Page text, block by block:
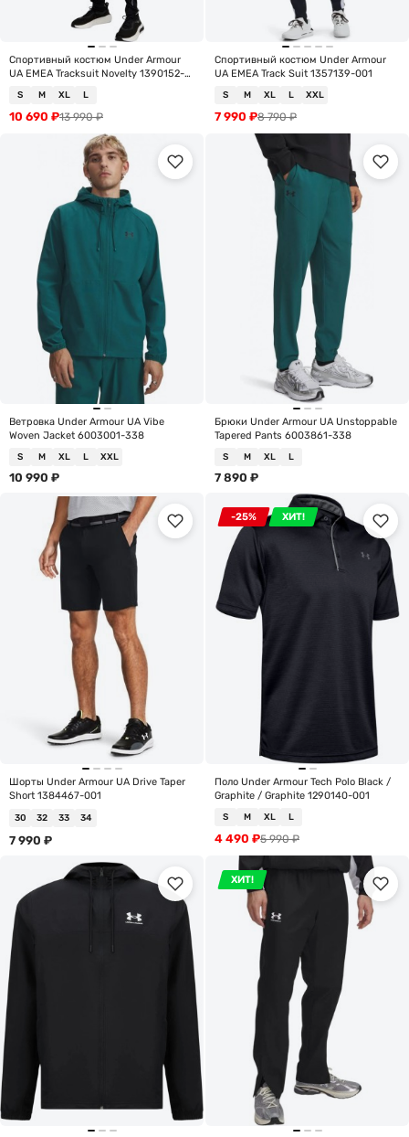
Спортивный костюм Under Armour
UA EMEA Tracksuit Novelty 1390152-
S M XL L
13 990₽
10 690 ₽
Спортивный костюм Under Armour
UA EMEA Track Suit 1357139-001
S M XL L XXL
8 790₽
7 990 ₽
Ветровка Under Armour UA Vibe
Woven Jacket 6003001-338
S M XL L XXL
10 990 ₽
Брюки Under Armour UA Unstoppable
Tapered Pants 6003861-338
S M XL L
7 890 ₽
Шорты Under Armour UA Drive Taper
Short 1384467-001
30 32 33 34
7 990 ₽
-25% ХИТ!
Поло Under Armour Tech Polo Black /
Graphite / Graphite 1290140-001
S M XL L
5 990₽
4 490 ₽
ХИТ!